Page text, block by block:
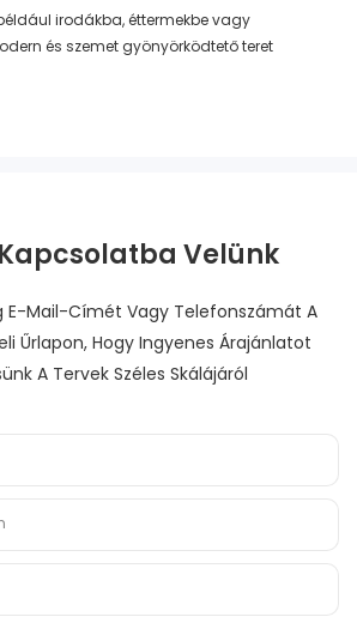
irodákba, éttermekbe vagy
és szemet gyönyörködtető teret
Velünk
E-Mail-Címét Vagy Telefonszámát A
Űrlapon, Hogy Ingyenes Árajánlatot
A Tervek Széles Skálájáról